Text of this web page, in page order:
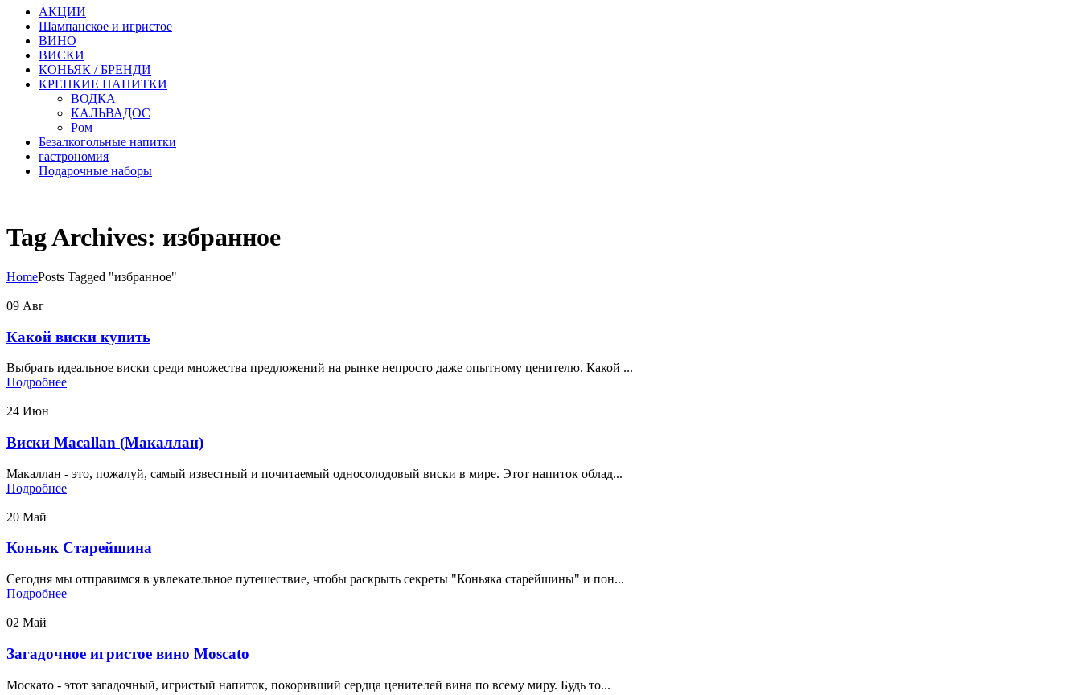
АКЦИИ
Шампанское и игристое
ВИНО
ВИСКИ
КОНЬЯК / БРЕНДИ
КРЕПКИЕ НАПИТКИ
ВОДКА
КАЛЬВАДОС
Ром
Безалкогольные напитки
гастрономия
Подарочные наборы
Tag Archives: избранное
HomePosts Tagged "избранное"
09 Авг
Какой виски купить
Выбрать идеальное виски среди множества предложений на рынке непросто даже опытному ценителю. Какой ...
Подробнее
24 Июн
Виски Macallan (Макаллан)
Макаллан - это, пожалуй, самый известный и почитаемый односолодовый виски в мире. Этот напиток облад...
Подробнее
20 Май
Коньяк Старейшина
Сегодня мы отправимся в увлекательное путешествие, чтобы раскрыть секреты "Коньяка старейшины" и пон...
Подробнее
02 Май
Загадочное игристое вино Moscato
Москато - этот загадочный, игристый напиток, покоривший сердца ценителей вина по всему миру. Будь то...